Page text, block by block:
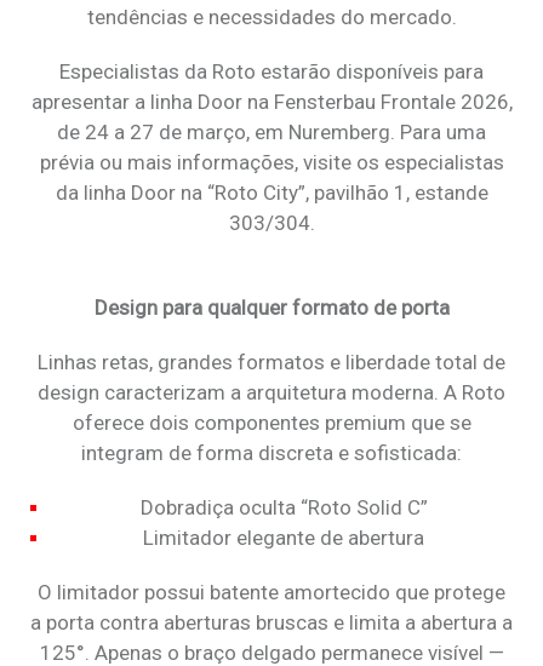
tendências e necessidades do mercado.
Especialistas da Roto estarão disponíveis para
apresentar a linha Door na Fensterbau Frontale 2026,
de 24 a 27 de março, em Nuremberg. Para uma
prévia ou mais informações, visite os especialistas
da linha Door na “Roto City”, pavilhão 1, estande
303/304.
Design para qualquer formato de porta
Linhas retas, grandes formatos e liberdade total de
design caracterizam a arquitetura moderna. A Roto
oferece dois componentes premium que se
integram de forma discreta e sofisticada:
Dobradiça oculta “Roto Solid C”
Limitador elegante de abertura
O limitador possui batente amortecido que protege
a porta contra aberturas bruscas e limita a abertura a
125°. Apenas o braço delgado permanece visível —